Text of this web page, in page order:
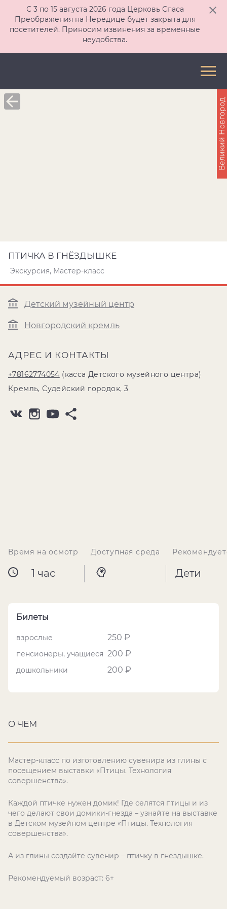
С 3 по 15 августа 2026 года Церковь Спаса
Преображения на Нередице будет закрыта для
посетителей. Приносим извинения за временные
неудобства.
ПТИЧКА В ГНЁЗДЫШКЕ
Экскурсия, Мастер-класс
Детский музейный центр
Новгородский кремль
АДРЕС И КОНТАКТЫ
+78162774054 (касса Детского музейного центра)
Кремль, Судейский городок, 3
Великий Новгород
Время на осмотр
1 час
Доступная среда
Дети
Билеты
взрослые 250 ₽
пенсионеры, учащиеся 200 ₽
дошкольники 200 ₽
О ЧЕМ
Мастер-класс по изготовлению сувенира из глины с
посещением выставки «Птицы. Технология
совершенства».
Каждой птичке нужен домик! Где селятся птицы и из
чего делают свои домики-гнезда – узнайте на выставке
в Детском музейном центре «Птицы. Технология
совершенства».
А из глины создайте сувенир – птичку в гнездышке.
Рекомендуемый возраст: 6+